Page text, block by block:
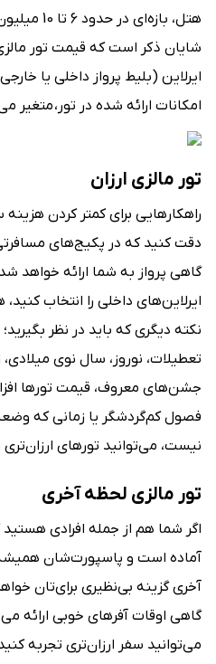
هتل،
شایان ذکر است که قیمت تور
ایرلاین (بلیط پرواز داخلی یا
امکانات ارائه شده در تور، متغیر
تور مالزی ارزان
راهکارهایی برای کمتر کردن
دقت کنید که در پکیج‌های
گاهی پرواز به شما ارائه خواهد
ایرلاین‌های داخلی را انتخاب
نکته دیگری که باید در نظر
تعطیلات، نوروز، سال نوی
جشن‌های معروف، قیمت تورها
فصول کم‌گردشگر یا زمانی که
نیست، می‌توانید تورهای ارزان‌تری
تور مالزی لحظه آخری
اگر شما هم از جمله افرادی
آماده است و پاسپورت‌شان همیشه
آخری گزینه بی‌نظیری برای‌تان
گاهی اوقات آفرهای خوبی ارائه
می‌توانید سفر ارزان‌تری تجربه